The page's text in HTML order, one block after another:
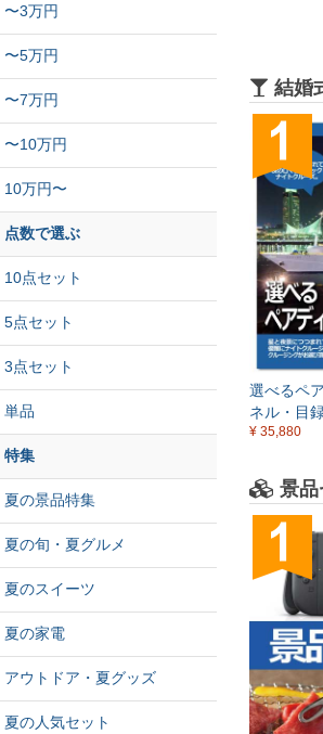
結婚
選べるペ
ネル・目録
¥ 35,880
景
〜3万円
〜5万円
〜7万円
〜10万円
10万円〜
点数で選ぶ
10点セット
5点セット
3点セット
単品
特集
夏の景品特集
夏の旬・夏グルメ
夏のスイーツ
夏の家電
アウトドア・夏グッズ
夏の人気セット